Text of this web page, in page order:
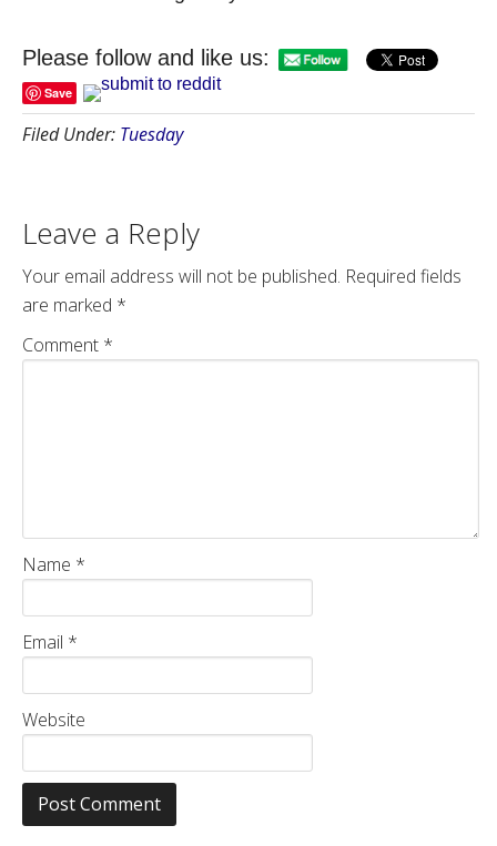
Please follow and like us:
Save
Filed Under: Tuesday
Leave a Reply
Your email address will not be published. Required fields
are marked *
Comment *
Name *
Email *
Website